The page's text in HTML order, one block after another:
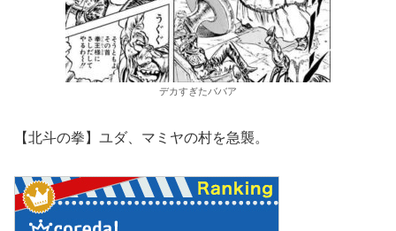
デカすぎたババア
【北斗の拳】ユダ、マミヤの村を急襲。